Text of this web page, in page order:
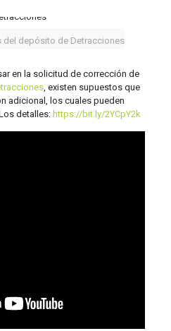
del depósito de Detracciones
en la solicitud de corrección de
, existen supuestos que
adicional, los cuales pueden
detalles: https://bit.ly/2YCpY2k